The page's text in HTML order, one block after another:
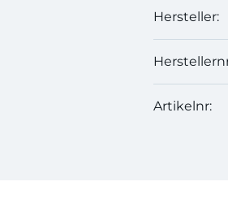
Hersteller:
Artikelnr: